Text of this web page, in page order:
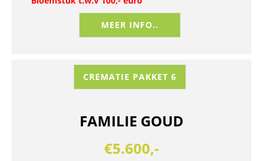
MEER INFO..
CREMATIE PAKKET 6
FAMILIE GOUD
€5.600,-